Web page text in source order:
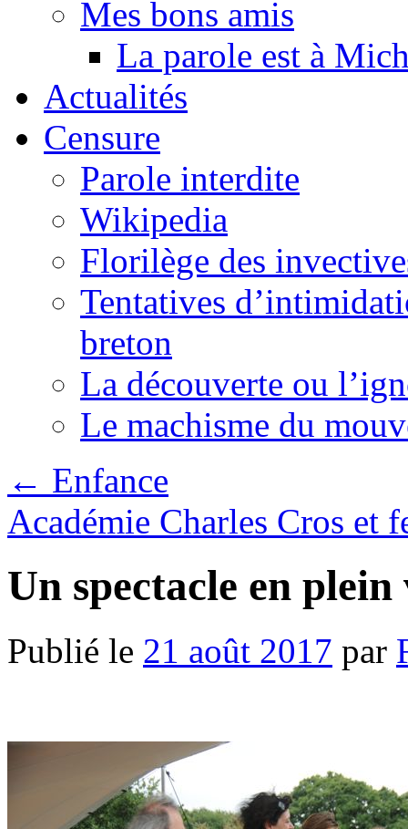
Mes bons amis
La parole est à
Actualités
Censure
Parole interdite
Wikipedia
Florilège des
Tentatives
breton
La découverte ou
Le machisme du
← Enfance
Académie Charles Cros et
Un spectacle en plein
Publié le 21 août 2017 par